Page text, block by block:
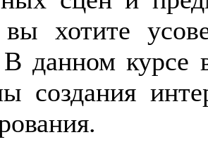
хотите
данном курсе
создания